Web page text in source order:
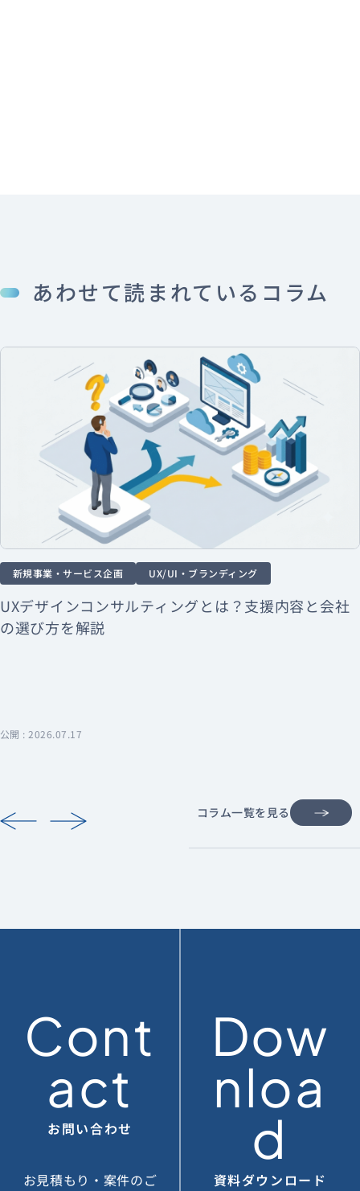
あわせて読まれているコラム
新規事業・サービス企画 UX/UI・ブランディング
UXデザインコンサルティングとは？支援内容と会社
の選び方を解説
公開 : 2026.07.17
コラム一覧を見る
Cont
act
お問い合わせ
お見積もり・案件のご
Dow
nloa
d
資料ダウンロード